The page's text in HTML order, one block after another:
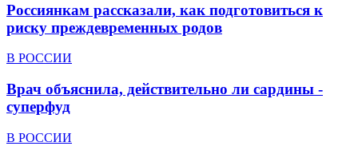
Россиянкам рассказали, как подготовиться к
риску преждевременных родов
В РОССИИ
Врач объяснила, действительно ли сардины -
суперфуд
В РОССИИ